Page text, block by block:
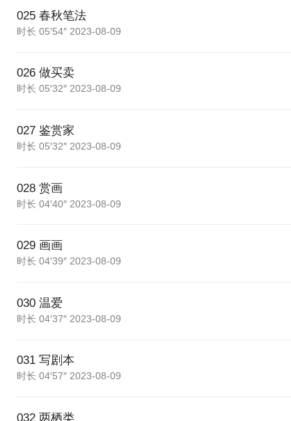
025 春秋笔法
时长 05′54″ 2023-08-09
026 做买卖
时长 05′32″ 2023-08-09
027 鉴赏家
时长 05′32″ 2023-08-09
028 赏画
时长 04′40″ 2023-08-09
029 画画
时长 04′39″ 2023-08-09
030 温爱
时长 04′37″ 2023-08-09
031 写剧本
时长 04′57″ 2023-08-09
032 两栖类